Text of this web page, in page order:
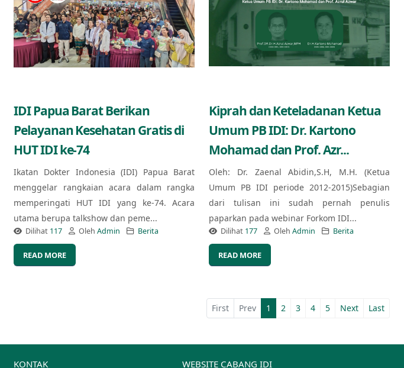
IDI Papua Barat Berikan
Pelayanan Kesehatan Gratis di
HUT IDI ke-74
Ikatan Dokter Indonesia (IDI) Papua Barat
menggelar rangkaian acara dalam rangka
memperingati HUT IDI yang ke-74. Acara
utama berupa talkshow dan peme...
Dilihat 117 Oleh Admin Berita
READ MORE
Kiprah dan Keteladanan Ketua
Umum PB IDI: Dr. Kartono
Mohamad dan Prof. Azr...
Oleh: Dr. Zaenal Abidin,S.H, M.H. (Ketua
Umum PB IDI periode 2012-2015)Sebagian
dari tulisan ini sudah pernah penulis
paparkan pada webinar Forkom IDI...
Dilihat 177 Oleh Admin Berita
READ MORE
First Prev 1 2 3 4 5 Next Last
KONTAK WEBSITE CABANG IDI